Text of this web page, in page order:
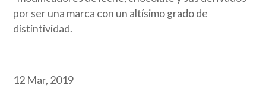
por ser una marca con un altísimo grado de
distintividad.
12 Mar, 2019